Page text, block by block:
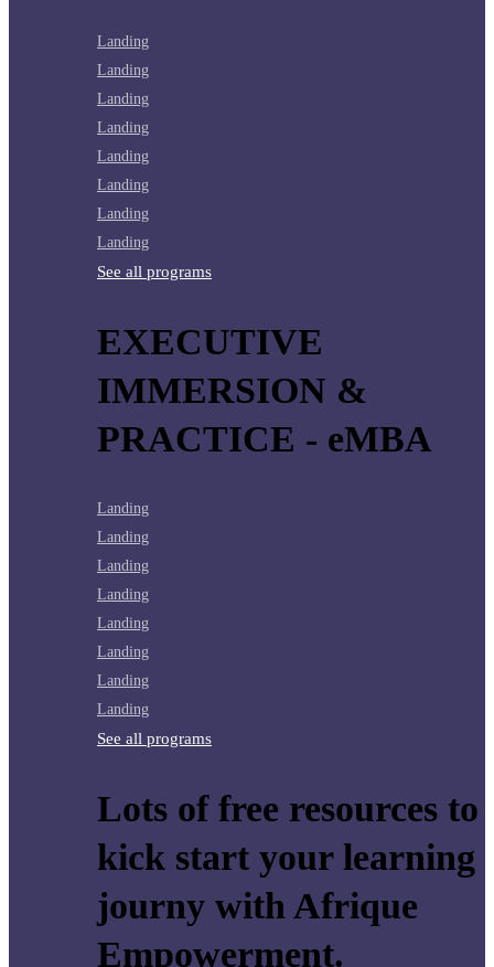
Landing
Landing
Landing
Landing
Landing
Landing
Landing
Landing
See all programs
EXECUTIVE
IMMERSION &
PRACTICE - eMBA
Landing
Landing
Landing
Landing
Landing
Landing
Landing
Landing
See all programs
Lots of free resources to
kick start your learning
journy with Afrique
Empowerment.